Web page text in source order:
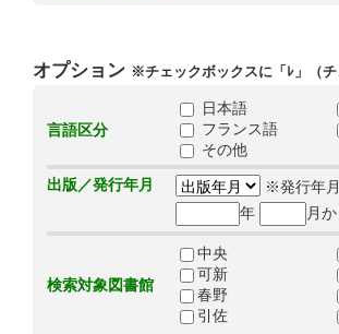
オプション ※チェックボックスに「ﾚ」（チ
言語区分
日本語
フランス語
その他
出版／発行年月
※発行年
年
月
検索対象図書館
中央
可新
春野
引佐